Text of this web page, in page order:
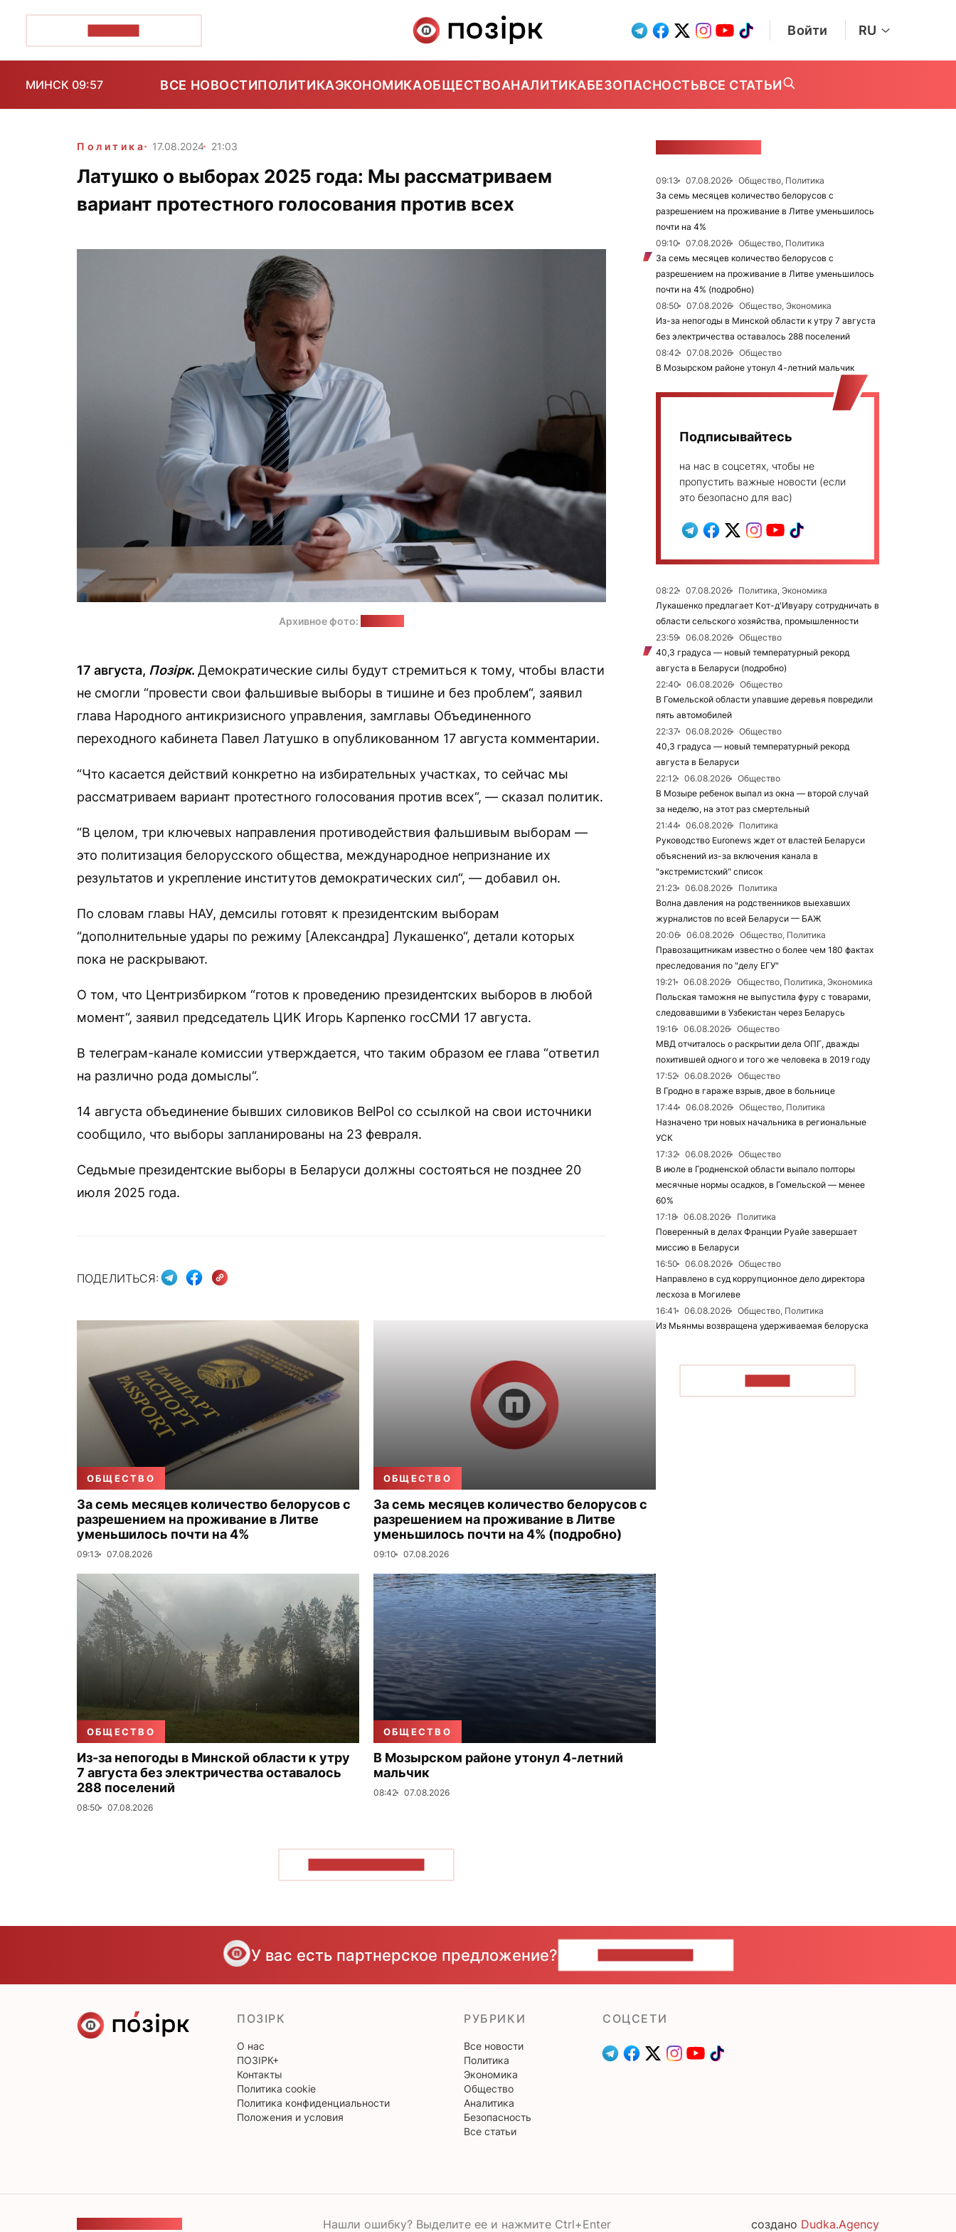
Войти RU
МИНСК 09:57 ВСЕ НОВОСТИПОЛИТИКАЭКОНОМИКАОБЩЕСТВОАНАЛИТИКАБЕЗОПАСНОСТЬВСЕ СТАТЬИ
Политика 17.08.2024 21:03
Латушко о выборах 2025 года: Мы рассматриваем
вариант протестного голосования против всех
Архивное фото:
17 августа, Позірк. Демократические силы будут стремиться к тому, чтобы власти
не смогли “провести свои фальшивые выборы в тишине и без проблем“, заявил
глава Народного антикризисного управления, замглавы Объединенного
переходного кабинета Павел Латушко в опубликованном 17 августа комментарии.
“Что касается действий конкретно на избирательных участках, то сейчас мы
рассматриваем вариант протестного голосования против всех“, — сказал политик.
“В целом, три ключевых направления противодействия фальшивым выборам —
это политизация белорусского общества, международное непризнание их
результатов и укрепление институтов демократических сил“, — добавил он.
По словам главы НАУ, демсилы готовят к президентским выборам
“дополнительные удары по режиму [Александра] Лукашенко“, детали которых
пока не раскрывают.
О том, что Центризбирком “готов к проведению президентских выборов в любой
момент“, заявил председатель ЦИК Игорь Карпенко госСМИ 17 августа.
В телеграм-канале комиссии утверждается, что таким образом ее глава “ответил
на различно рода домыслы“.
14 августа объединение бывших силовиков BelPol со ссылкой на свои источники
сообщило, что выборы запланированы на 23 февраля.
Седьмые президентские выборы в Беларуси должны состояться не позднее 20
июля 2025 года.
ПОДЕЛИТЬСЯ:
ОБЩЕСТВО
За семь месяцев количество белорусов с
разрешением на проживание в Литве
уменьшилось почти на 4%
09:13 07.08.2026
ОБЩЕСТВО
За семь месяцев количество белорусов с
разрешением на проживание в Литве
уменьшилось почти на 4% (подробно)
09:10 07.08.2026
ОБЩЕСТВО
Из-за непогоды в Минской области к утру
7 августа без электричества оставалось
288 поселений
08:50 07.08.2026
ОБЩЕСТВО
В Мозырском районе утонул 4-летний
мальчик
08:42 07.08.2026
09:13 07.08.2026
Общество, Политика
За семь месяцев количество белорусов с
разрешением на проживание в Литве уменьшилось
почти на 4%
09:10
07.08.2026
Общество, Политика
За семь месяцев количество белорусов с
разрешением на проживание в Литве уменьшилось
почти на 4% (подробно)
08:50
07.08.2026
Общество, Экономика
Из-за непогоды в Минской области к утру 7 августа
без электричества оставалось 288 поселений
08:42
07.08.2026
Общество
В Мозырском районе утонул 4-летний мальчик
Подписывайтесь
на нас в соцсетях, чтобы не
пропустить важные новости (если
это безопасно для вас)
08:22 07.08.2026
Политика, Экономика
Лукашенко предлагает Кот-д'Ивуару сотрудничать в
области сельского хозяйства, промышленности
23:59
06.08.2026
Общество
40,3 градуса — новый температурный рекорд
августа в Беларуси (подробно)
22:40
06.08.2026
Общество
В Гомельской области упавшие деревья повредили
пять автомобилей
22:37
06.08.2026
Общество
40,3 градуса — новый температурный рекорд
августа в Беларуси
22:12
06.08.2026
Общество
В Мозыре ребенок выпал из окна — второй случай
за неделю, на этот раз смертельный
21:44
06.08.2026
Политика
Руководство Euronews ждет от властей Беларуси
объяснений из-за включения канала в
"экстремистский" список
21:23
06.08.2026
Политика
Волна давления на родственников выехавших
журналистов по всей Беларуси — БАЖ
20:06
06.08.2026
Общество, Политика
Правозащитникам известно о более чем 180 фактах
преследования по "делу ЕГУ"
19:21
06.08.2026
Общество, Политика, Экономика
Польская таможня не выпустила фуру с товарами,
следовавшими в Узбекистан через Беларусь
19:16
06.08.2026
Общество
МВД отчиталось о раскрытии дела ОПГ, дважды
похитившей одного и того же человека в 2019 году
17:52
06.08.2026
Общество
В Гродно в гараже взрыв, двое в больнице
17:44
06.08.2026
Общество, Политика
Назначено три новых начальника в региональные
УСК
17:32
06.08.2026
Общество
В июле в Гродненской области выпало полторы
месячные нормы осадков, в Гомельской — менее
60%
17:18
06.08.2026
Политика
Поверенный в делах Франции Руайе завершает
миссию в Беларуси
16:50
06.08.2026
Общество
Направлено в суд коррупционное дело директора
лесхоза в Могилеве
16:41
06.08.2026
Общество, Политика
Из Мьянмы возвращена удерживаемая белоруска
У вас есть партнерское предложение?
ПОЗІРК
О нас
ПОЗІРК+
Контакты
Политика cookie
Политика конфиденциальности
Положения и условия
РУБРИКИ
Все новости
Политика
Экономика
Общество
Аналитика
Безопасность
Все статьи
CОЦСЕТИ
Нашли ошибку? Выделите ее и нажмите Ctrl+Enter создано Dudka.Agency